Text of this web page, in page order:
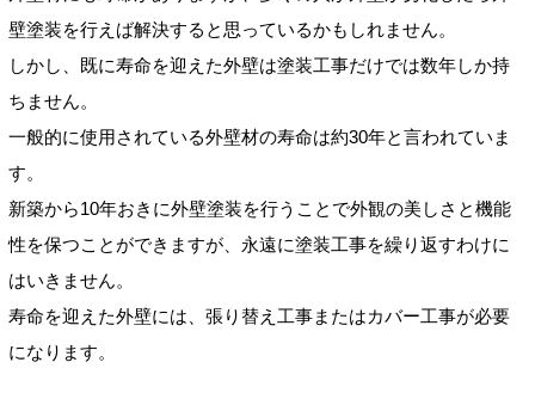
壁塗装を行えば解決すると思っているかもしれません。
しかし、既に寿命を迎えた外壁は塗装工事だけでは数年しか持
ちません。
一般的に使用されている外壁材の寿命は約30年と言われていま
す。
新築から10年おきに外壁塗装を行うことで外観の美しさと機能
性を保つことができますが、永遠に塗装工事を繰り返すわけに
はいきません。
寿命を迎えた外壁には、張り替え工事またはカバー工事が必要
になります。